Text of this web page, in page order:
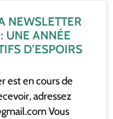
NEWSLETTER
UNE ANNÉE
D’ESPOIRS
est en cours de
adressez
Vous